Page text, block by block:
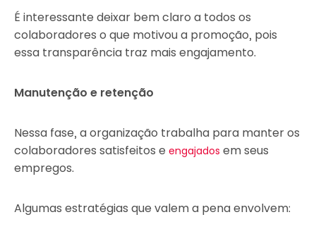
É interessante deixar bem claro a todos os
colaboradores o que motivou a promoção, pois
essa transparência traz mais engajamento.
Manutenção e retenção
Nessa fase, a organização trabalha para manter os
colaboradores satisfeitos e engajados em seus
empregos.
Algumas estratégias que valem a pena envolvem: